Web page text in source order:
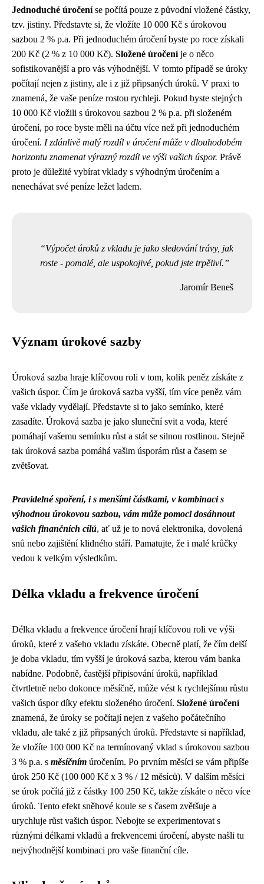
Jednoduché úročeníse počítá pouze z původní vložené částky,
tzv. jistiny. Představte si, že vložíte 10 000 Kč s úrokovou
sazbou 2 % p.a. Při jednoduchém úročení byste po roce získali
200 Kč (2 % z 10 000 Kč). Složené úročeníje o něco
sofistikovanější a pro vás výhodnější. V tomto případě se úroky
počítají nejen z jistiny, ale i z již připsaných úroků. V praxi to
znamená, že vaše peníze rostou rychleji. Pokud byste stejných
10 000 Kč vložili s úrokovou sazbou 2 % p.a. při složeném
úročení, po roce byste měli na účtu více než při jednoduchém
úročení. I zdánlivě malý rozdíl v úročení může v dlouhodobém
horizontu znamenat výrazný rozdíl ve výši vašich úspor. Právě
proto je důležité vybírat vklady s výhodným úročením a
nenechávat své peníze ležet ladem.
Výpočet úroků z vkladu je jako sledování trávy, jak
roste - pomalé, ale uspokojivé, pokud jste trpěliví.
Jaromír Beneš
Význam úrokové sazby
Úroková sazba hraje klíčovou roli v tom, kolik peněz získáte z
vašich úspor. Čím je úroková sazba vyšší, tím více peněz vám
vaše vklady vydělají. Představte si to jako semínko, které
zasadíte. Úroková sazba je jako sluneční svit a voda, které
pomáhají vašemu semínku růst a stát se silnou rostlinou. Stejně
tak úroková sazba pomáhá vašim úsporám růst a časem se
zvětšovat.
Pravidelné spoření, i s menšími částkami, v kombinaci s
výhodnou úrokovou sazbou, vám může pomoci dosáhnout
vašich finančních cílů, ať už je to nová elektronika, dovolená
snů nebo zajištění klidného stáří. Pamatujte, že i malé krůčky
vedou k velkým výsledkům.
Délka vkladu a frekvence úročení
Délka vkladu a frekvence úročení hrají klíčovou roli ve výši
úroků, které z vašeho vkladu získáte. Obecně platí, že čím delší
je doba vkladu, tím vyšší je úroková sazba, kterou vám banka
nabídne. Podobně, častější připisování úroků, například
čtvrtletně nebo dokonce měsíčně, může vést k rychlejšímu růstu
vašich úspor díky efektu složeného úročení. Složené úročení
znamená, že úroky se počítají nejen z vašeho počátečního
vkladu, ale také z již připsaných úroků. Představte si například,
že vložíte 100 000 Kč na termínovaný vklad s úrokovou sazbou
3 % p.a. s měsíčním úročením. Po prvním měsíci se vám připíše
úrok 250 Kč (100 000 Kč x 3 % / 12 měsíců). V dalším měsíci
se úrok počítá již z částky 100 250 Kč, takže získáte o něco více
úroků. Tento efekt sněhové koule se s časem zvětšuje a
urychluje růst vašich úspor. Nebojte se experimentovat s
různými délkami vkladů a frekvencemi úročení, abyste našli tu
nejvýhodnější kombinaci pro vaše finanční cíle.